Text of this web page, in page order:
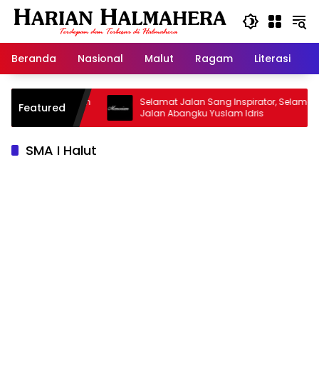
Langsung
Beranda
Nasional Malut Ragam Literasi
Featured
Warisan
Selamat Jalan Sang Inspirator, Selamat
Jalan Abangku Yuslam Idris
SMA I Halut